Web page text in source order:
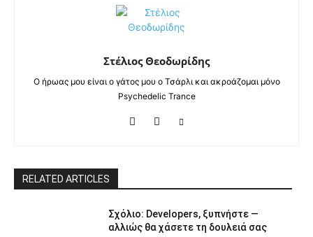
Στέλιος Θεοδωρίδης
Ο ήρωας μου είναι ο γάτος μου ο Τσάρλι και ακροάζομαι μόνο
Psychedelic Trance
RELATED ARTICLES
Σχόλιο: Developers, ξυπνήστε —
αλλιώς θα χάσετε τη δουλειά σας